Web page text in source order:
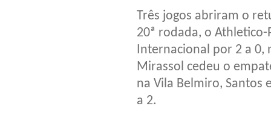
Três jogos abriram o
20ª rodada, o
Internacional por 2 a
Mirassol cedeu o
na Vila Belmiro, Santos
a 2.